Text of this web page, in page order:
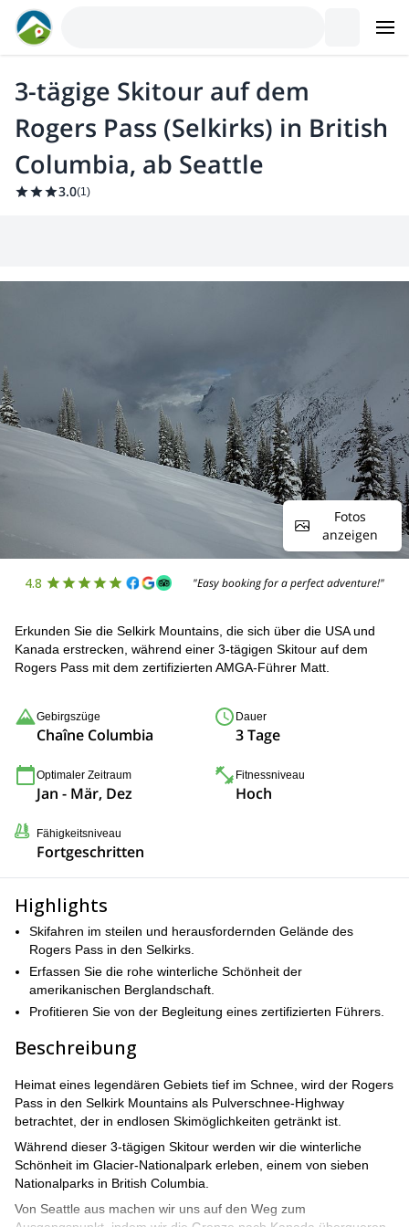
3-tägige Skitour auf dem
Rogers Pass (Selkirks) in British
Columbia, ab Seattle
3.0(1)
Fotos
anzeigen
4.8 "Easy booking for a perfect adventure!"
Erkunden Sie die Selkirk Mountains, die sich über die USA und
Kanada erstrecken, während einer 3-tägigen Skitour auf dem
Rogers Pass mit dem zertifizierten AMGA-Führer Matt.
Gebirgszüge
Chaîne Columbia
Dauer
3 Tage
Optimaler Zeitraum
Jan - Mär, Dez
Fitnessniveau
Hoch
Fähigkeitsniveau
Fortgeschritten
Highlights
Skifahren im steilen und herausfordernden Gelände des
Rogers Pass in den Selkirks.
Erfassen Sie die rohe winterliche Schönheit der
amerikanischen Berglandschaft.
Profitieren Sie von der Begleitung eines zertifizierten Führers.
Beschreibung
Heimat eines legendären Gebiets tief im Schnee, wird der Rogers
Pass in den Selkirk Mountains als Pulverschnee-Highway
betrachtet, der in endlosen Skimöglichkeiten getränkt ist.
Während dieser 3-tägigen Skitour werden wir die winterliche
Schönheit im Glacier-Nationalpark erleben, einem von sieben
Nationalparks in British Columbia.
Von Seattle aus machen wir uns auf den Weg zum